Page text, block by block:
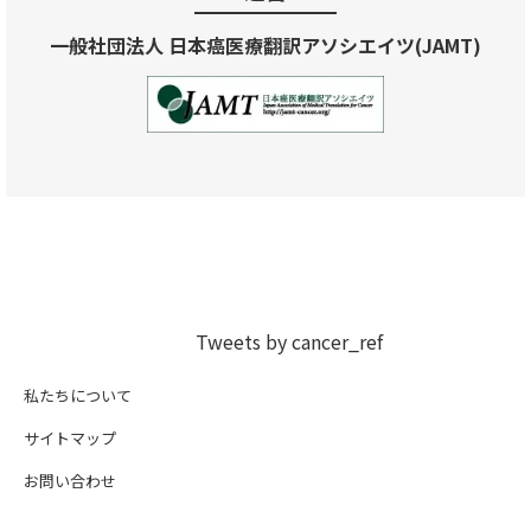
一般社団法人 日本癌医療翻訳アソシエイツ(JAMT)
Tweets by cancer_ref
私たちについて
サイトマップ
お問い合わせ